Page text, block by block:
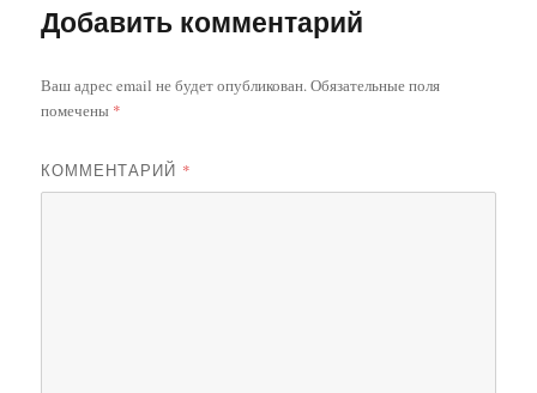
Добавить комментарий
Ваш адрес email не будет опубликован.Обязательные поля
помечены *
КОММЕНТАРИЙ *